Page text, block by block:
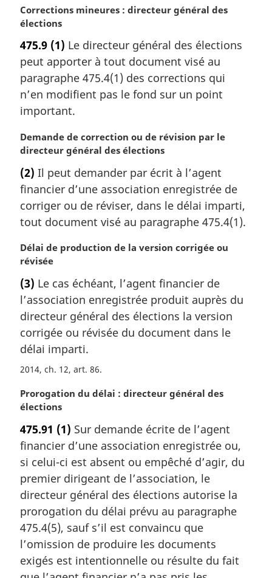
N
o
e
m
a
r
i
a
l
e
:
Corrections mineures : directeur général des
élections
475.9 (1) Le directeur général des élections
peut apporter à tout document visé au
paragraphe 475.4(1) des corrections qui
n’en modifient pas le fond sur un point
important.
N
o
e
m
a
r
i
n
l
e
Demande de correction ou de révision par le
directeur général des élections
(2) Il peut demander par écrit à l’agent
financier d’une association enregistrée de
corriger ou de réviser, dans le délai imparti,
tout document visé au paragraphe 475.4(1).
N
o
e
m
a
r
i
n
l
e
Délai de production de la version corrigée ou
révisée
(3) Le cas échéant, l’agent financier de
l’association enregistrée produit auprès du
directeur général des élections la version
corrigée ou révisée du document dans le
délai imparti.
2014, ch. 12, art. 86
N
o
e
m
a
r
g
i
n
a
l
:
Prorogation du délai : directeur général des
élections
475.91 (1) Sur demande écrite de l’agent
financier d’une association enregistrée ou,
si celui-ci est absent ou empêché d’agir, du
premier dirigeant de l’association, le
directeur général des élections autorise la
prorogation du délai prévu au paragraphe
475.4(5), sauf s’il est convaincu que
l’omission de produire les documents
exigés est intentionnelle ou résulte du fait